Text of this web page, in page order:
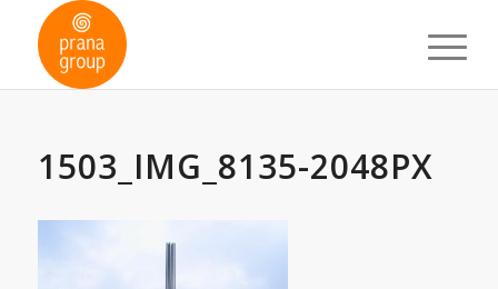
1503_IMG_8135-2048PX